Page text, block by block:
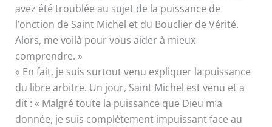
avez été troublée au sujet de la puissance de
l’onction de Saint Michel et du Bouclier de Vérité.
Alors, me voilà pour vous aider à mieux
comprendre. »
« En fait, je suis surtout venu expliquer la puissance
du libre arbitre. Un jour, Saint Michel est venu et a
dit : « Malgré toute la puissance que Dieu m’a
donnée, je suis complètement impuissant face au